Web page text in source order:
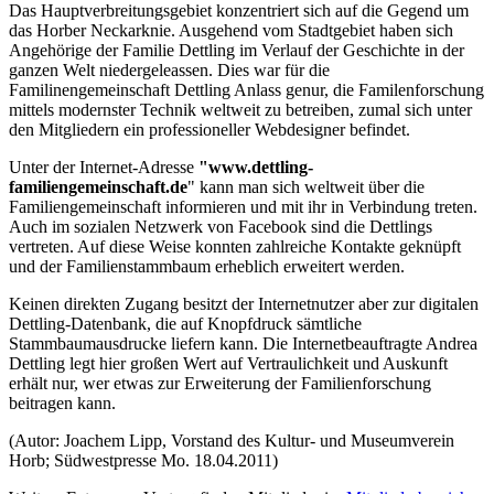
Das Hauptverbreitungsgebiet konzentriert sich auf die Gegend um
das Horber Neckarknie. Ausgehend vom Stadtgebiet haben sich
Angehörige der Familie Dettling im Verlauf der Geschichte in der
ganzen Welt niedergeleassen. Dies war für die
Familinengemeinschaft Dettling Anlass genur, die Familenforschung
mittels modernster Technik weltweit zu betreiben, zumal sich unter
den Mitgliedern ein professioneller Webdesigner befindet.
Unter der Internet-Adresse "www.dettling-
familiengemeinschaft.de" kann man sich weltweit über die
Familiengemeinschaft informieren und mit ihr in Verbindung treten.
Auch im sozialen Netzwerk von Facebook sind die Dettlings
vertreten. Auf diese Weise konnten zahlreiche Kontakte geknüpft
und der Familienstammbaum erheblich erweitert werden.
Keinen direkten Zugang besitzt der Internetnutzer aber zur digitalen
Dettling-Datenbank, die auf Knopfdruck sämtliche
Stammbaumausdrucke liefern kann. Die Internetbeauftragte Andrea
Dettling legt hier großen Wert auf Vertraulichkeit und Auskunft
erhält nur, wer etwas zur Erweiterung der Familienforschung
beitragen kann.
(Autor: Joachem Lipp, Vorstand des Kultur- und Museumverein
Horb; Südwestpresse Mo. 18.04.2011)